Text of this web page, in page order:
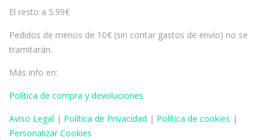
El resto a 5.99€
Pedidos de menos de 10€ (sin contar gastos de envío) no se
tramitarán.
Más info en:
Política de compra y devoluciones
Aviso Legal | Política de Privacidad | Política de cookies |
Personalizar Cookies